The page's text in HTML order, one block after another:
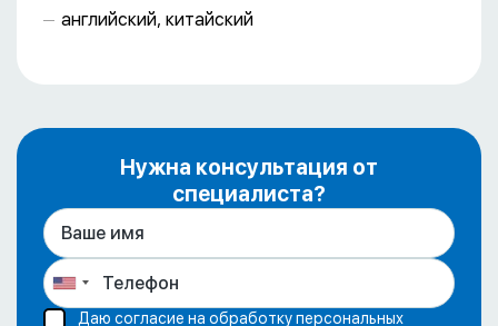
английский, китайский
Нужна консультация от
специалиста?
Даю согласие на обработку персональных